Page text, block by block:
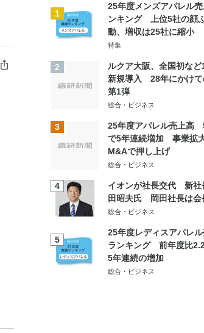
1
25年度メンズアパレル売
ンキング 上位5社の顔
動、増収は25社に縮小
特集
2
ルクア大阪、全国初など
新規導入 28年にかけて
第1弾
総合・ビジネス
3
25年度アパレル売上高
で5年連続増加 事業拡
M&Aで押し上げ
総合・ビジネス
4
イオンが社長交代 新社
田昭夫氏 岡田社長は会
総合・ビジネス
5
25年度レディスアパレ
ランキング 前年度比
5年連続の増加
総合・ビジネス